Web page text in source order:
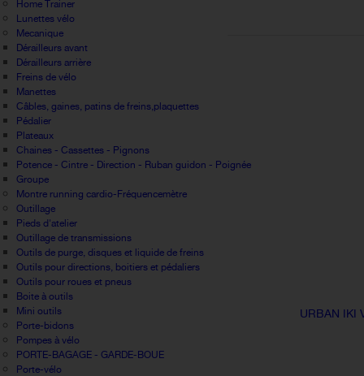
Home Trainer
Lunettes vélo
Mecanique
Dérailleurs avant
Dérailleurs arrière
Freins de vélo
Manettes
Câbles, gaines, patins de freins,plaquettes
Pédalier
Plateaux
Chaines - Cassettes - Pignons
Potence - Cintre - Direction - Ruban guidon - Poignée
Groupe
Montre running cardio-Fréquencemètre
Outillage
Pieds d'atelier
Outillage de transmissions
Outils de purge, disques et liquide de freins
Outils pour directions, boitiers et pédaliers
Outils pour roues et pneus
Boite à outils
Mini outils
Porte-bidons
Pompes à vélo
PORTE-BAGAGE - GARDE-BOUE
Porte-vélo
URBAN IKI